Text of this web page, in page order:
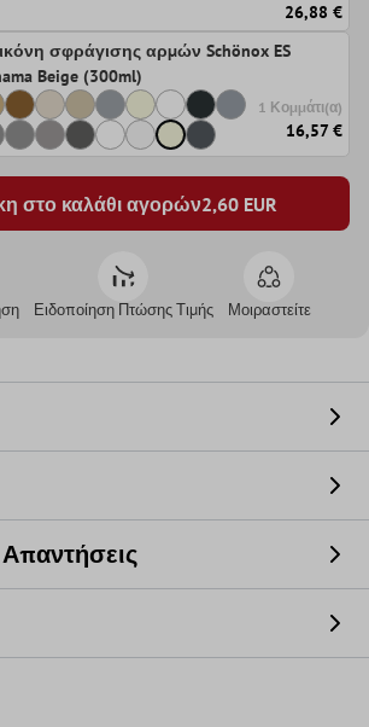
26,88 €
σφράγισης αρμών Schönox ES
Beige (300ml)
1 Κομμάτι(α)
16,57 €
στο καλάθι αγορών2,60 EUR
Ειδοποίηση Πτώσης Τιμής Μοιραστείτε